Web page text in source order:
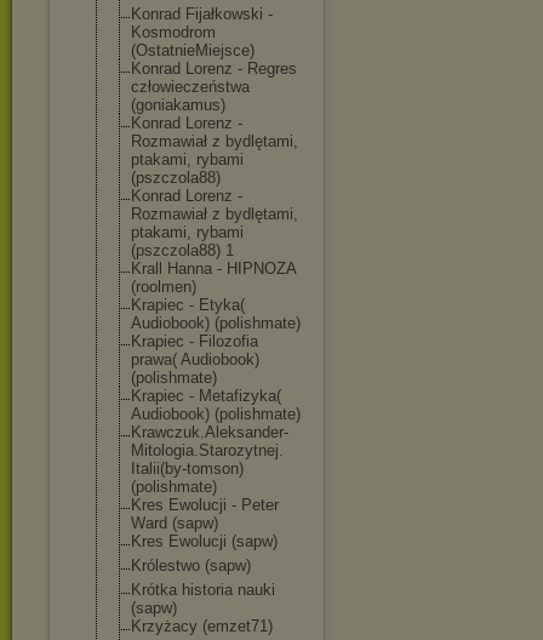
Konrad Fijałkowski -
Kosmodrom
(OstatnieMiejsce)
Konrad Lorenz - Regres
człowieczeństwa
(goniakamus)
Konrad Lorenz -
Rozmawiał z bydlętami,
ptakami, rybami
(pszczola88)
Konrad Lorenz -
Rozmawiał z bydlętami,
ptakami, rybami
(pszczola88) 1
Krall Hanna - HIPNOZA
(roolmen)
Krapiec - Etyka(
Audiobook) (polishmate)
Krapiec - Filozofia
prawa( Audiobook)
(polishmate)
Krapiec - Metafizyka(
Audiobook) (polishmate)
Krawczuk.Aleksander-
Mitologia.Starozytnej.
Italii(by-tomson)
(polishmate)
Kres Ewolucji - Peter
Ward (sapw)
Kres Ewolucji (sapw)
Królestwo (sapw)
Krótka historia nauki
(sapw)
Krzyżacy (emzet71)